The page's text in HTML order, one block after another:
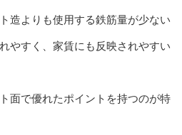
造よりも使用する鉄筋量が少ない
やすく、家賃にも反映されやすい
面で優れたポイントを持つのが特